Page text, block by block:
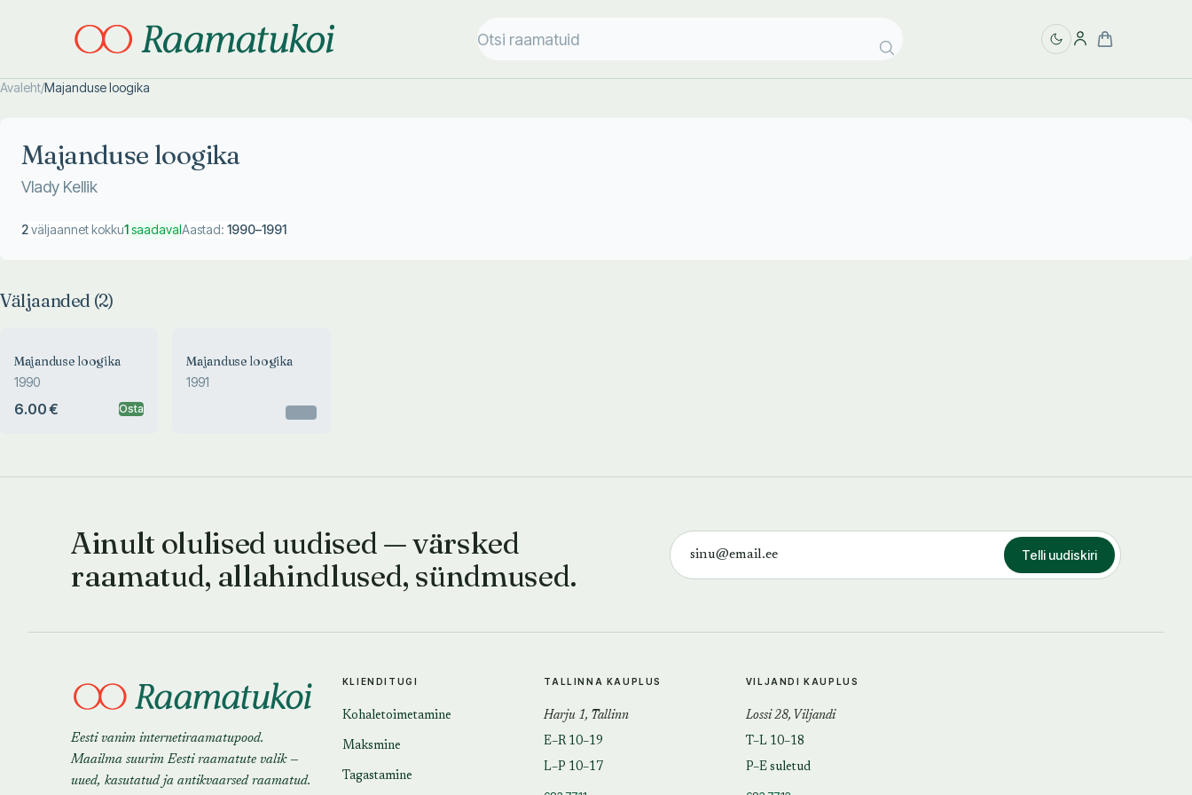
Avaleht/Majanduse loogika
Majanduse loogika
Vlady Kellik
2väljaannet kokku1saadavalAastad: 1990–1991
Väljaanded (2)
Majanduse loogika
1990
6.00 € Osta
Majanduse loogika
1991
Ainult olulised uudised — värsked
raamatud, allahindlused, sündmused.
Telli uudiskiri
Eesti vanim internetiraamatupood.
Maailma suurim Eesti raamatute valik —
uued, kasutatud ja antikvaarsed raamatud.
KLIENDITUGI
Kohaletoimetamine
Maksmine
Tagastamine
TALLINNA KAUPLUS
Harju 1, Tallinn
E–R 10–19
L–P 10–17
VILJANDI KAUPLUS
Lossi 28, Viljandi
T–L 10–18
P–E suletud